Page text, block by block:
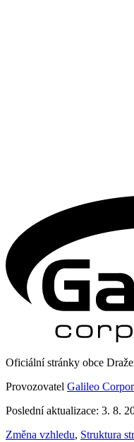
Oficiální stránky obce
Provozovatel Galileo
Poslední aktualizace: 3. 8.
Změna vzhledu, Struktura